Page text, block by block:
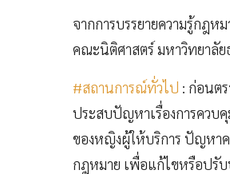
จากการบรรยายความรู้กฎ
คณะนิติศาสตร์ มหาวิทยาลัย
#สถานการณ์ทั่วไป : ก่อนต
ประสบปัญหาเรื่องการควบ
ของหญิงผู้ให้บริการ ปัญหาค
กฎหมาย เพื่อแก้ไขหรือปรั